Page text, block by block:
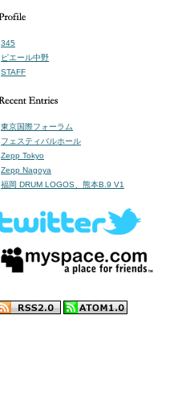
345
ピエール中野
STAFF
東京国際フォーラム
フェスティバルホール
Zepp Tokyo
Zepp Nagoya
福岡 DRUM LOGOS、熊本B.9 V1